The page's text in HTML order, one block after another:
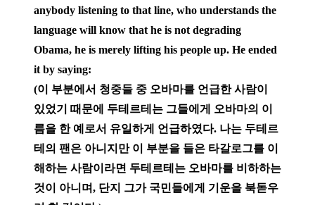
anybody listening to that line, who understands the
language will know that he is not degrading
Obama, he is merely lifting his people up. He ended
it by saying:
(이 부분에서 청중들 중 오바마를 언급한 사람이
있었기 때문에 두테르테는 그들에게 오바마의 이
름을 한 예로서 유일하게 언급하였다. 나는 두테르
테의 팬은 아니지만 이 부분을 들은 타갈로그를 이
해하는 사람이라면 두테르테는 오바마를 비하하는
것이 아니며, 단지 그가 국민들에게 기운을 북돋우